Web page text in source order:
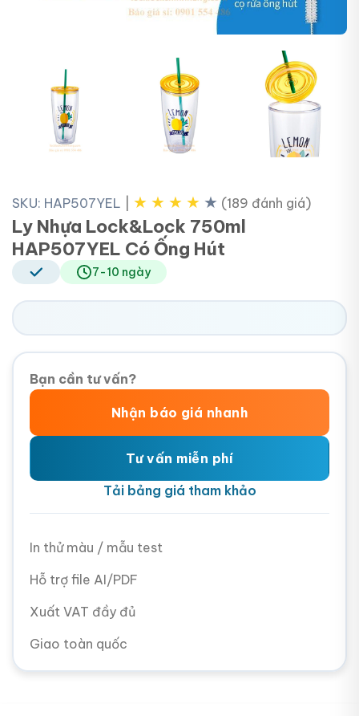
SKU: HAP507YEL ★ ★ ★ ★ ★ (189 đánh giá)
Ly Nhựa Lock&Lock 750ml
HAP507YEL Có Ống Hút
7-10 ngày
Bạn cần tư vấn?
Nhận báo giá nhanh
Tư vấn miễn phí
Tải bảng giá tham khảo
In thử màu / mẫu test
Hỗ trợ file AI/PDF
Xuất VAT đầy đủ
Giao toàn quốc